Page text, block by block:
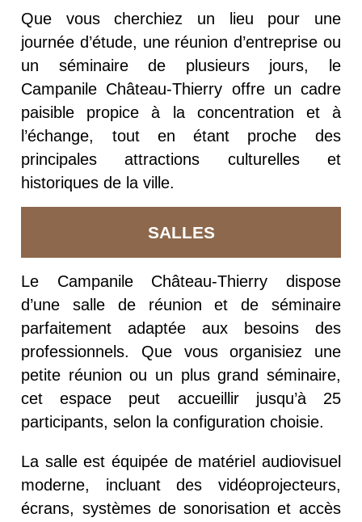
Que vous cherchiez un lieu pour une
journée d’étude, une réunion d’entreprise ou
un séminaire de plusieurs jours, le
Campanile Château-Thierry offre un cadre
paisible propice à la concentration et à
l’échange, tout en étant proche des
principales attractions culturelles et
historiques de la ville.
SALLES
Le Campanile Château-Thierry dispose
d’une salle de réunion et de séminaire
parfaitement adaptée aux besoins des
professionnels. Que vous organisiez une
petite réunion ou un plus grand séminaire,
cet espace peut accueillir jusqu’à 25
participants, selon la configuration choisie.
La salle est équipée de matériel audiovisuel
moderne, incluant des vidéoprojecteurs,
écrans, systèmes de sonorisation et accès